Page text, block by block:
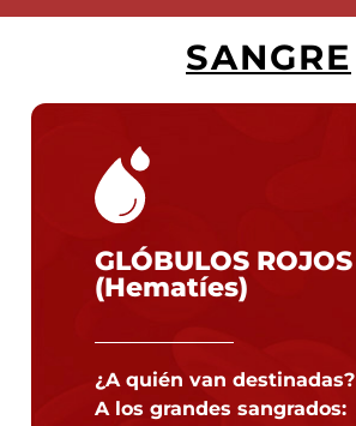
SANGRE
GLÓBULOS ROJOS
(Hematíes)
¿A quién van destinadas?
A los grandes sangrados: